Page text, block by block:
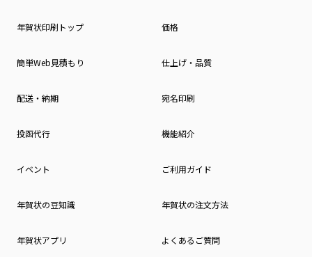
年賀状印刷トップ 価格
簡単Web見積もり 仕上げ・品質
配送・納期 宛名印刷
投函代行 機能紹介
イベント ご利用ガイド
年賀状の豆知識 年賀状の注文方法
年賀状アプリ よくあるご質問